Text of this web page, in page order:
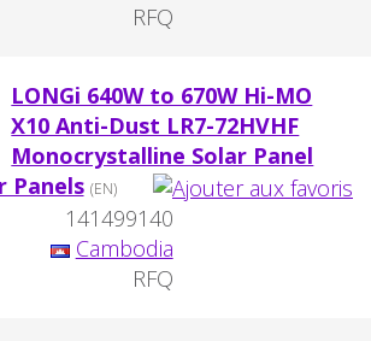
RFQ
LONGi 640W to 670W Hi-MO
X10 Anti-Dust LR7-72HVHF
Monocrystalline Solar Panel
Panels (EN)
141499140
Cambodia
RFQ